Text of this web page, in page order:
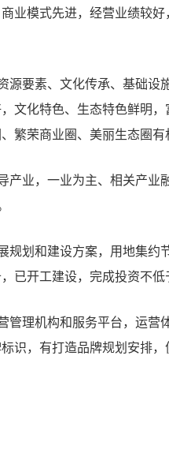
业模式先进，经营业绩较
源要素、文化传承、基础
文化特色、生态特色鲜明
繁荣商业圈、美丽生态圈有
产业，一业为主、相关产
规划和建设方案，用地集约
已开工建设，完成投资不低
管理机构和服务平台，运
识，有打造品牌规划安排